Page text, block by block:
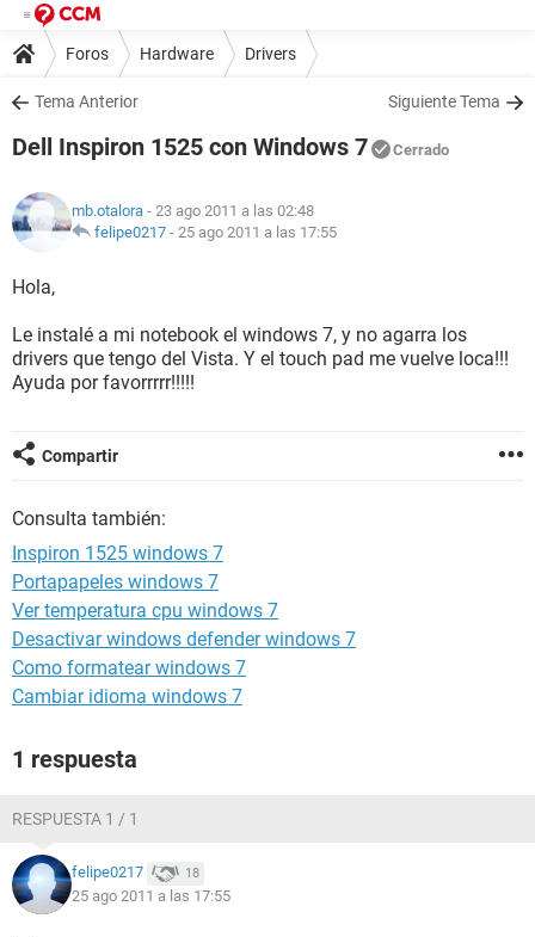
Foros Hardware Drivers
Tema Anterior Siguiente Tema
Dell Inspiron 1525 con Windows 7 Cerrado
mb.otalora - 23 ago 2011 a las 02:48
felipe0217 - 25 ago 2011 a las 17:55
Hola,
Le instalé a mi notebook el windows 7, y no agarra los
drivers que tengo del Vista. Y el touch pad me vuelve loca!!!
Ayuda por favorrrrr!!!!!
Compartir
Consulta también:
Inspiron 1525 windows 7
Portapapeles windows 7
Ver temperatura cpu windows 7
Desactivar windows defender windows 7
Como formatear windows 7
Cambiar idioma windows 7
1 respuesta
RESPUESTA 1 / 1
felipe0217 18
25 ago 2011 a las 17:55